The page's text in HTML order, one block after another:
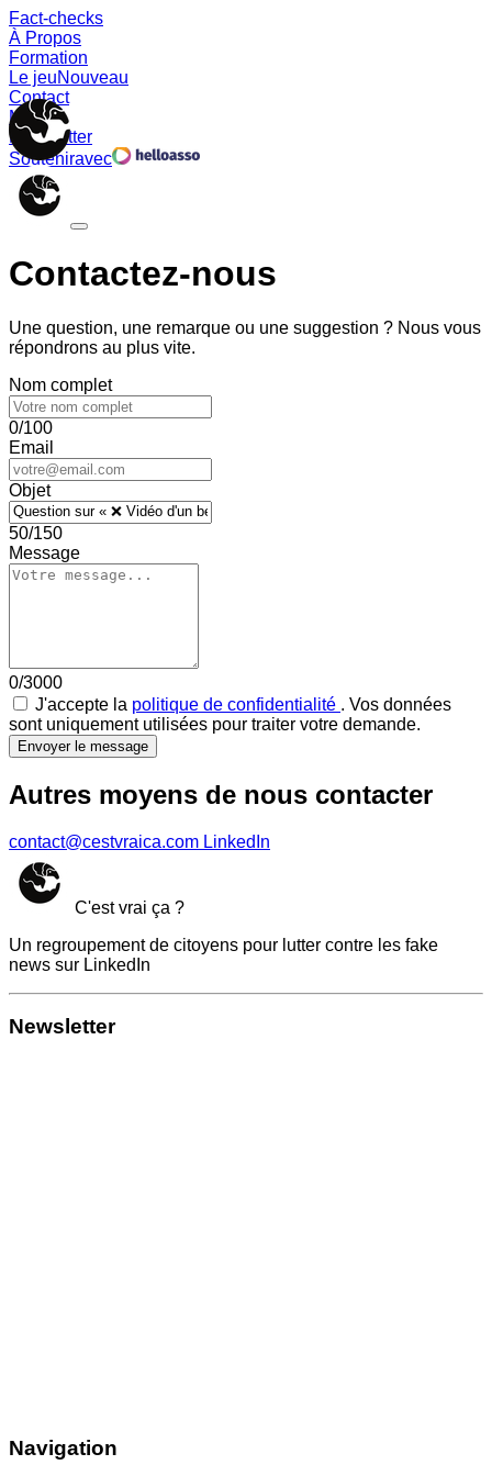
Fact-checks
À Propos
Formation
Le jeuNouveau
Contact
Memes
Newsletter
Souteniravec
Contactez-nous
Une question, une remarque ou une suggestion ? Nous vous
répondrons au plus vite.
Nom complet
0/100
Email
Objet
50/150
Message
0/3000
J'accepte la politique de confidentialité . Vos données
sont uniquement utilisées pour traiter votre demande.
Envoyer le message
Autres moyens de nous contacter
contact@cestvraica.com LinkedIn
C'est vrai ça ?
Un regroupement de citoyens pour lutter contre les fake
news sur LinkedIn
Newsletter
Navigation